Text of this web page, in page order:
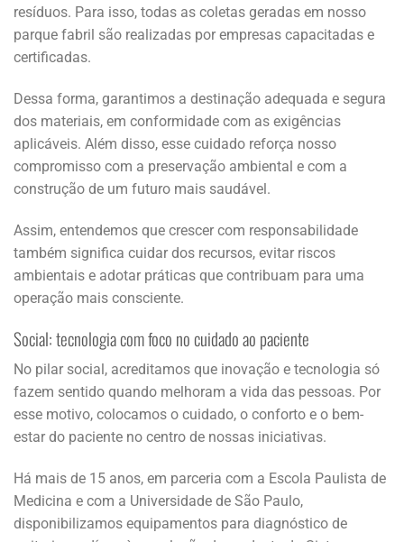
resíduos. Para isso, todas as coletas geradas em nosso
parque fabril são realizadas por empresas capacitadas e
certificadas.
Dessa forma, garantimos a destinação adequada e segura
dos materiais, em conformidade com as exigências
aplicáveis. Além disso, esse cuidado reforça nosso
compromisso com a preservação ambiental e com a
construção de um futuro mais saudável.
Assim, entendemos que crescer com responsabilidade
também significa cuidar dos recursos, evitar riscos
ambientais e adotar práticas que contribuam para uma
operação mais consciente.
Social: tecnologia com foco no cuidado ao paciente
No pilar social, acreditamos que inovação e tecnologia só
fazem sentido quando melhoram a vida das pessoas. Por
esse motivo, colocamos o cuidado, o conforto e o bem-
estar do paciente no centro de nossas iniciativas.
Há mais de 15 anos, em parceria com a Escola Paulista de
Medicina e com a Universidade de São Paulo,
disponibilizamos equipamentos para diagnóstico de